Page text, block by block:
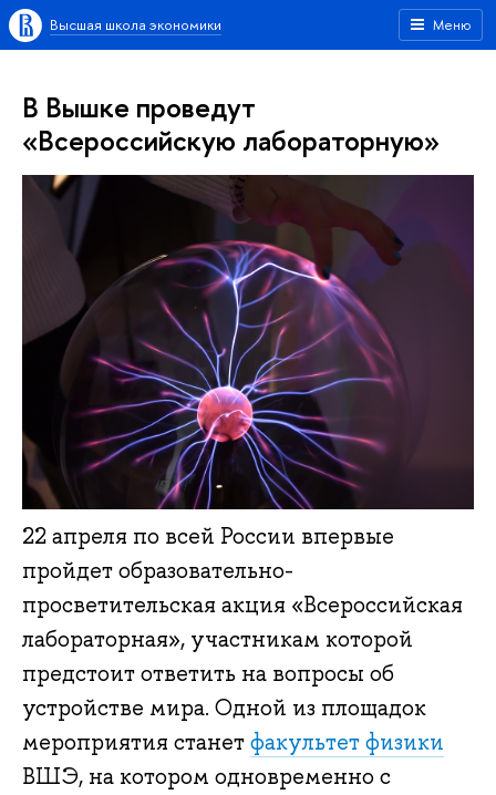
Меню
Высшая школа экономики
В Вышке проведут
«Всероссийскую лабораторную»
22 апреля по всей России впервые
пройдет образовательно-
просветительская акция «Всероссийская
лабораторная», участникам которой
предстоит ответить на вопросы об
устройстве мира. Одной из площадок
мероприятия станетфакультет физики
ВШЭ, на котором одновременно с